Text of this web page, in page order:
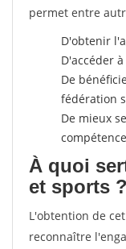
permet entre
D'obtenir
D'accéder
De
fédération
De mieux
À quoi
et sports ?
L'obtention de
reconnaître